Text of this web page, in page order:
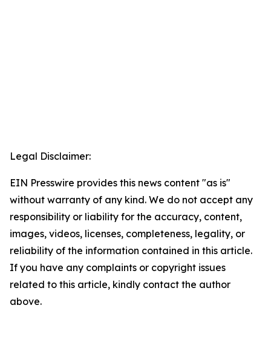
Legal Disclaimer:
EIN Presswire provides this news content "as is"
without warranty of any kind. We do not accept any
responsibility or liability for the accuracy, content,
images, videos, licenses, completeness, legality, or
reliability of the information contained in this article.
If you have any complaints or copyright issues
related to this article, kindly contact the author
above.